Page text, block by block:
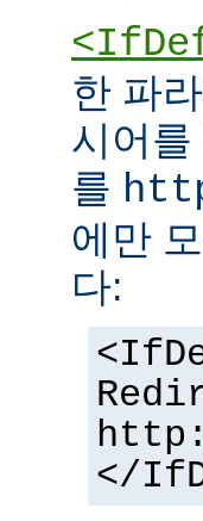
한 파
시어
를
에만
다:
</